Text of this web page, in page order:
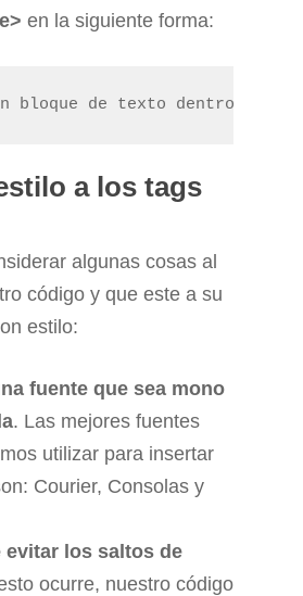
en la siguiente forma:
bloque de texto dentro de un
a los tags
algunas cosas al
código y que este a su
estilo:
fuente que sea mono
. Las mejores fuentes
utilizar para insertar
Courier, Consolas y
evitar los saltos de
ocurre, nuestro código